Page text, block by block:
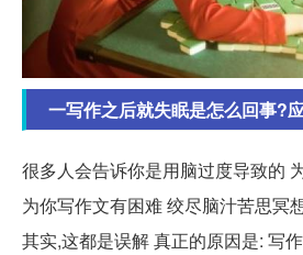
一写作之后就失眠是怎么回事?
很多人会告诉你是用脑过度导致的
为你写作文有困难 绞尽脑汁苦思冥
其实,这都是误解 真正的原因是: 写